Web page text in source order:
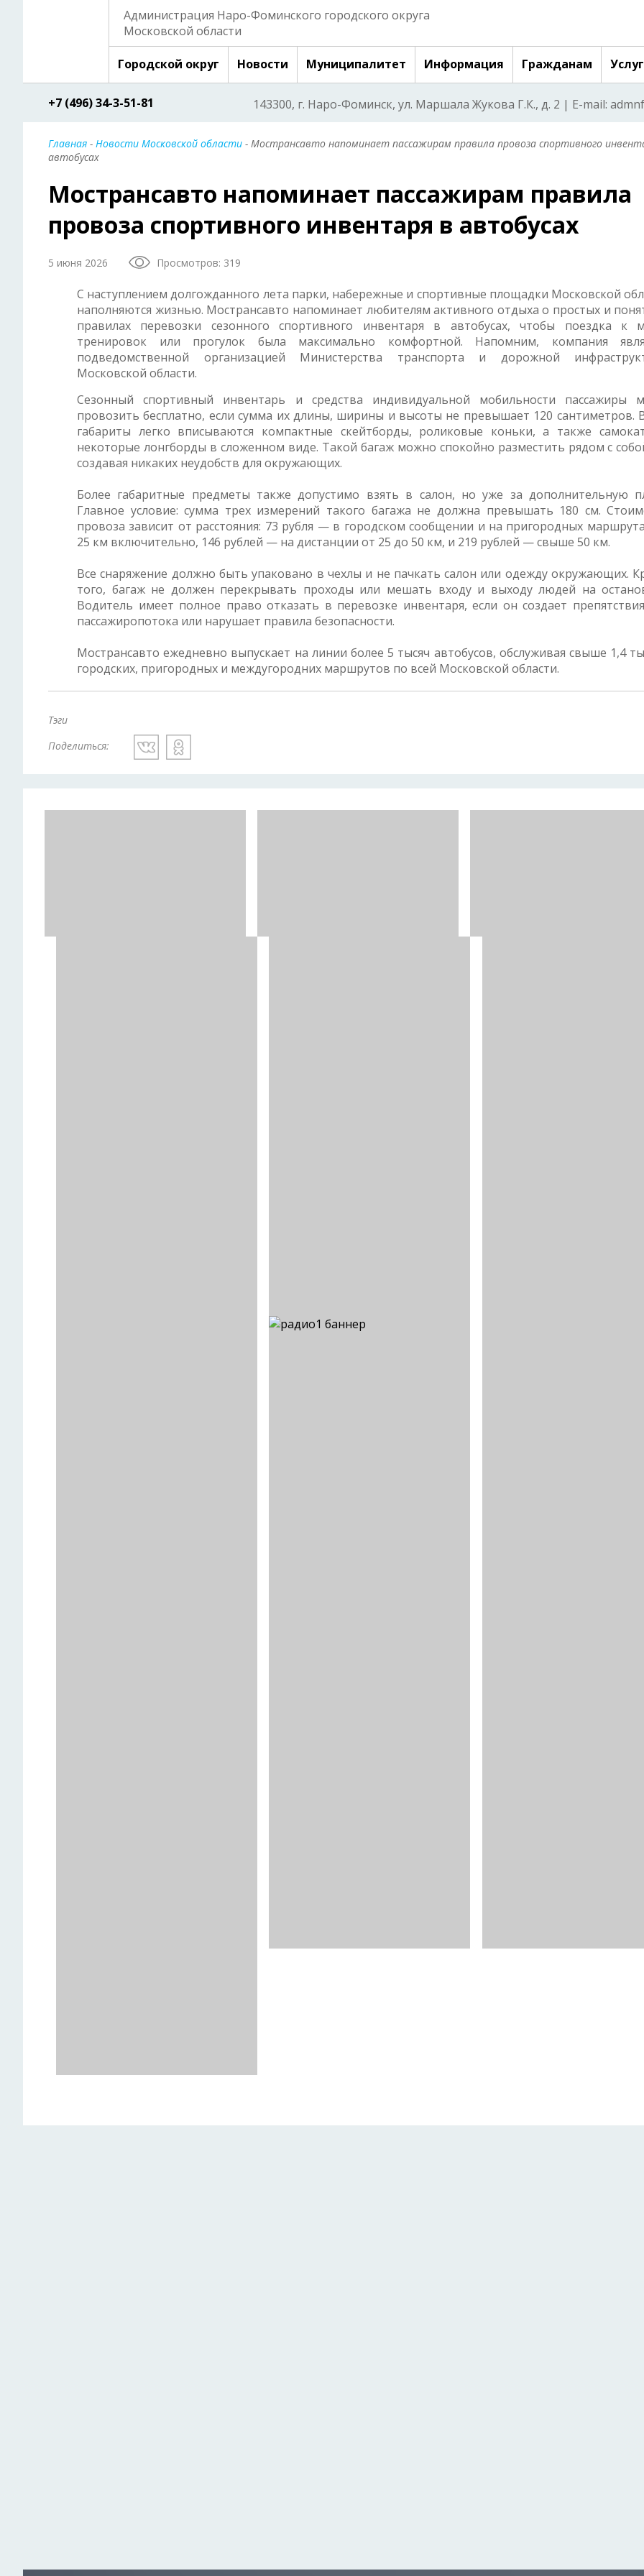
Администрация Наро-Фоминского городского округа
Московской области
Городской округ Новости Муниципалитет Информация Гражданам
+7 (496) 34-3-51-81 143300, г. Наро-Фоминск, ул. Маршала Жукова Г.К., д. 2 | E-mail:
Главная - Новости Московской области - Мострансавто напоминает пассажирам правила провоза спортивного
автобусах
Мострансавто напоминает пассажирам правила
провоза спортивного инвентаря в автобусах
5 июня 2026 Просмотров: 319
С наступлением долгожданного лета парки, набережные и спортивные площадки Московской
наполняются жизнью. Мострансавто напоминает любителям активного отдыха о простых и
правилах перевозки сезонного спортивного инвентаря в автобусах, чтобы поездка к
тренировок или прогулок была максимально комфортной. Напомним, компания
подведомственной организацией Министерства транспорта и дорожной
Московской области.
Сезонный спортивный инвентарь и средства индивидуальной мобильности пассажиры
провозить бесплатно, если сумма их длины, ширины и высоты не превышает 120 сантиметров.
габариты легко вписываются компактные скейтборды, роликовые коньки, а также
некоторые лонгборды в сложенном виде. Такой багаж можно спокойно разместить рядом с
создавая никаких неудобств для окружающих.
Более габаритные предметы также допустимо взять в салон, но уже за дополнительную
Главное условие: сумма трех измерений такого багажа не должна превышать 180 см.
провоза зависит от расстояния: 73 рубля — в городском сообщении и на пригородных
25 км включительно, 146 рублей — на дистанции от 25 до 50 км, и 219 рублей — свыше 50 км.
Все снаряжение должно быть упаковано в чехлы и не пачкать салон или одежду окружающих.
того, багаж не должен перекрывать проходы или мешать входу и выходу людей на
Водитель имеет полное право отказать в перевозке инвентаря, если он создает
пассажиропотока или нарушает правила безопасности.
Мострансавто ежедневно выпускает на линии более 5 тысяч автобусов, обслуживая свыше 1,4
городских, пригородных и междугородних маршрутов по всей Московской области.
Тэги
Поделиться: